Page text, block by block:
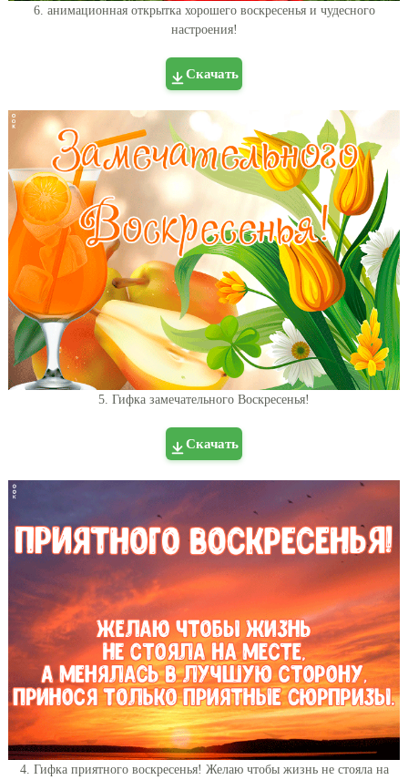
6. анимационная открытка хорошего воскресенья и чудесного
настроения!
Скачать
5. Гифка замечательного Воскресенья!
Скачать
4. Гифка приятного воскресенья! Желаю чтобы жизнь не стояла на